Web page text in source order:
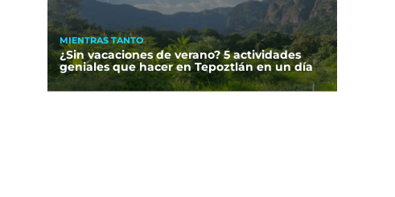
MIENTRAS TANTO
¿Sin vacaciones de verano? 5 actividades
geniales que hacer en Tepoztlán en un día